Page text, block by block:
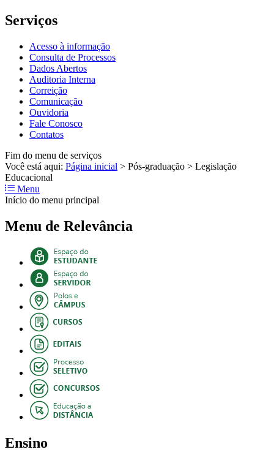
Serviços
Acesso à informação
Consulta de Processos
Dados Abertos
Auditoria Interna
Correição
Comunicação
Ouvidoria
Fale Conosco
Contatos
Fim do menu de serviços
Você está aqui: Página inicial > Pós-graduação > Legislação
Educacional
Menu
Início do menu principal
Menu de Relevância
Ensino